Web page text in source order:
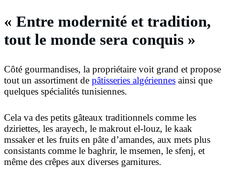
« Entre modernité et tradition,
tout le monde sera conquis »
Côté gourmandises, la propriétaire voit grand et propose
tout un assortiment de pâtisseries algériennes ainsi que
quelques spécialités tunisiennes.
Cela va des petits gâteaux traditionnels comme les
dziriettes, les arayech, le makrout el-louz, le kaak
mssaker et les fruits en pâte d’amandes, aux mets plus
consistants comme le baghrir, le msemen, le sfenj, et
même des crêpes aux diverses garnitures.